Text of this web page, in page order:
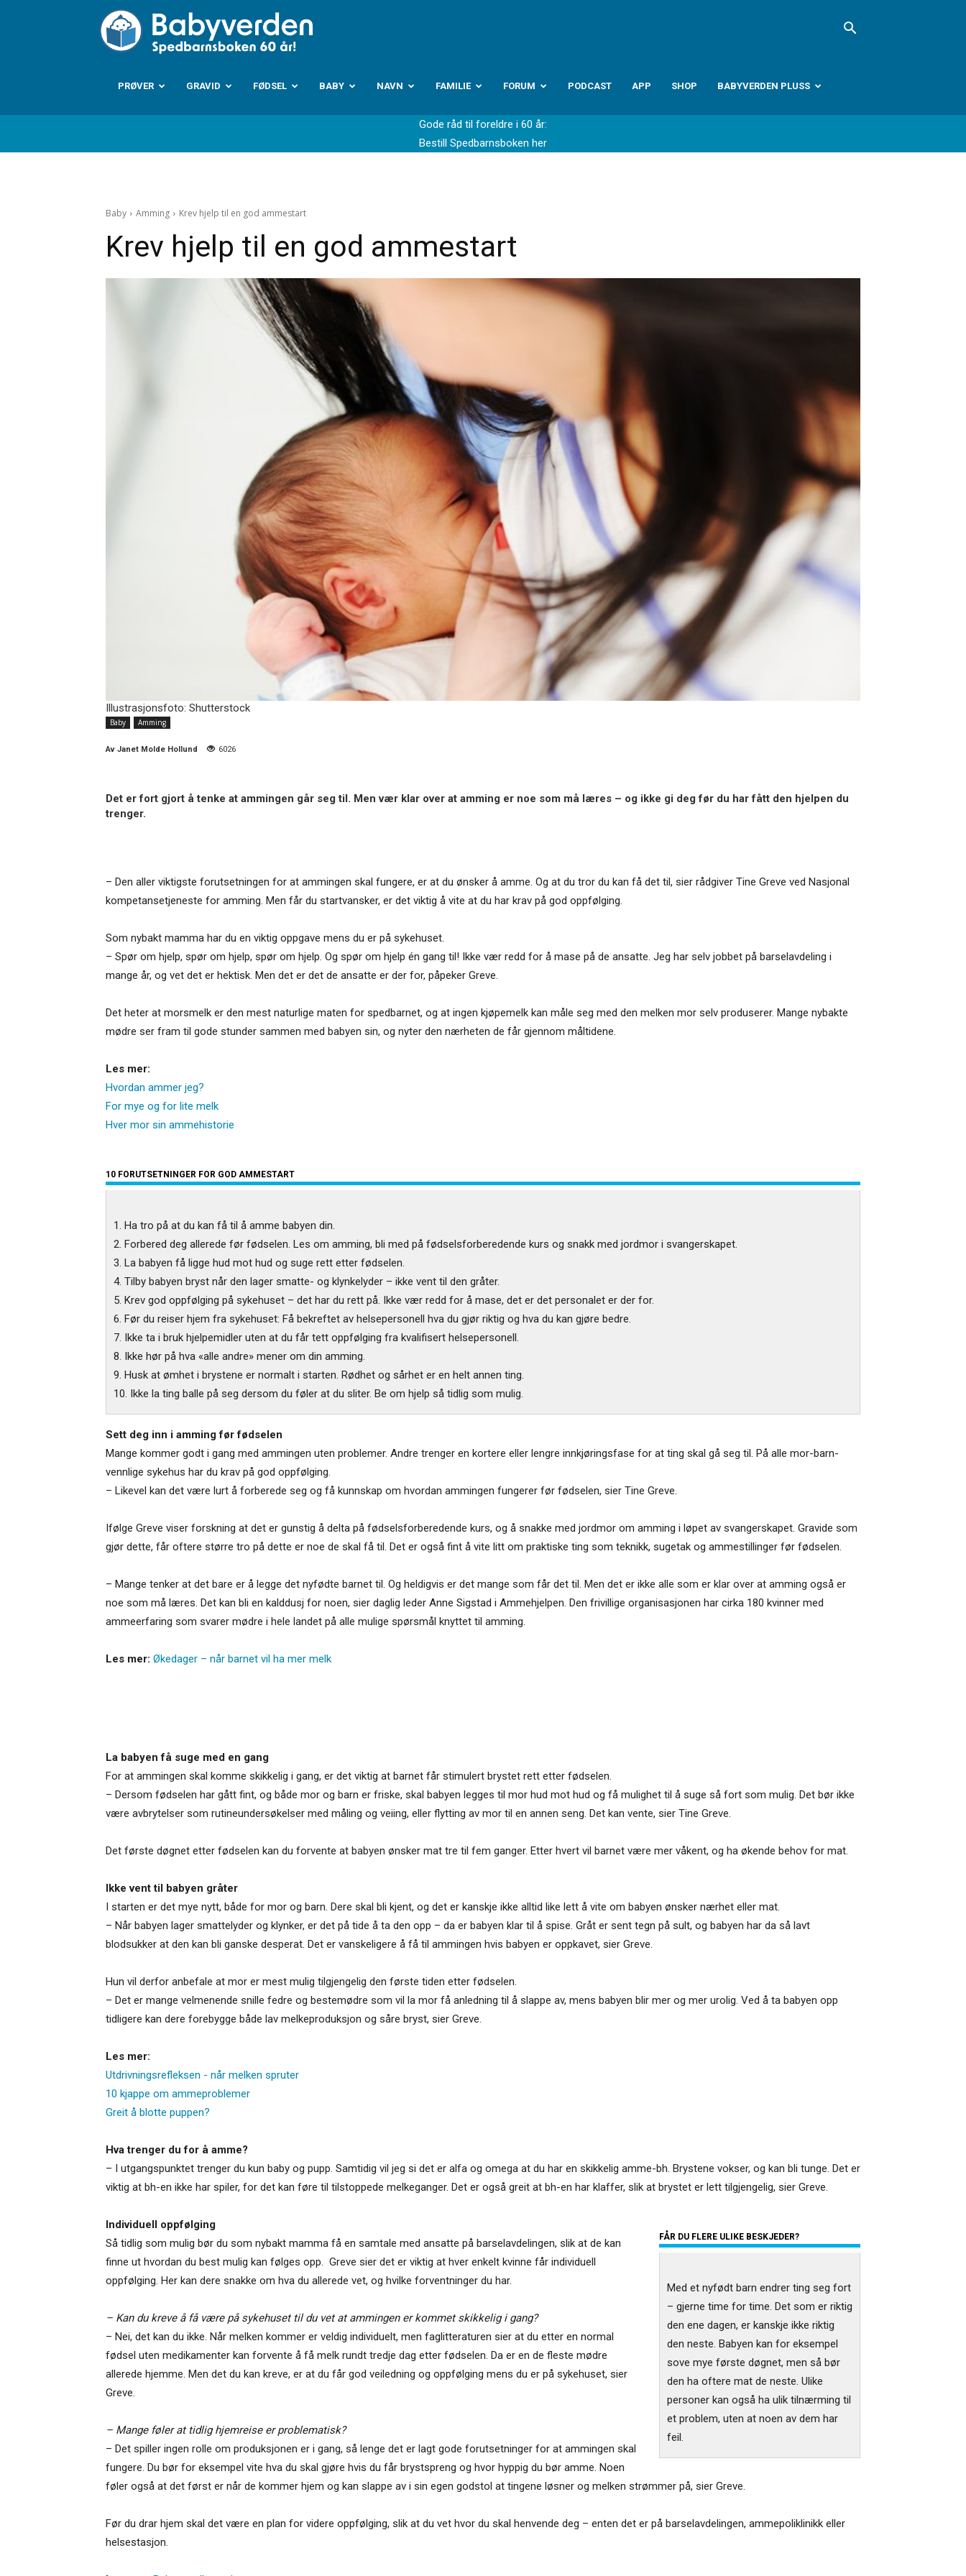
Babyverden.no
PRØVER GRAVID FØDSEL BABY NAVN FAMILIE FORUM PODCAST APP SHOP BABYVERDEN PLUSS
Gode råd til foreldre i 60 år:
Bestill Spedbarnsboken her
Baby Amming Krev hjelp til en god ammestart
Krev hjelp til en god ammestart
Illustrasjonsfoto: Shutterstock
Baby Amming
Av Janet Molde Hollund 6026
Det er fort gjort å tenke at ammingen går seg til. Men vær klar over at amming er noe som må læres – og ikke gi deg før du har fått den hjelpen du
trenger.
– Den aller viktigste forutsetningen for at ammingen skal fungere, er at du ønsker å amme. Og at du tror du kan få det til, sier rådgiver Tine Greve ved Nasjonal
kompetansetjeneste for amming. Men får du startvansker, er det viktig å vite at du har krav på god oppfølging.
Som nybakt mamma har du en viktig oppgave mens du er på sykehuset.
– Spør om hjelp, spør om hjelp, spør om hjelp. Og spør om hjelp én gang til! Ikke vær redd for å mase på de ansatte. Jeg har selv jobbet på barselavdeling i
mange år, og vet det er hektisk. Men det er det de ansatte er der for, påpeker Greve.
Det heter at morsmelk er den mest naturlige maten for spedbarnet, og at ingen kjøpemelk kan måle seg med den melken mor selv produserer. Mange nybakte
mødre ser fram til gode stunder sammen med babyen sin, og nyter den nærheten de får gjennom måltidene.
Les mer:
Hvordan ammer jeg?
For mye og for lite melk
Hver mor sin ammehistorie
10 FORUTSETNINGER FOR GOD AMMESTART
1. Ha tro på at du kan få til å amme babyen din.
2. Forbered deg allerede før fødselen. Les om amming, bli med på fødselsforberedende kurs og snakk med jordmor i svangerskapet.
3. La babyen få ligge hud mot hud og suge rett etter fødselen.
4. Tilby babyen bryst når den lager smatte- og klynkelyder – ikke vent til den gråter.
5. Krev god oppfølging på sykehuset – det har du rett på. Ikke vær redd for å mase, det er det personalet er der for.
6. Før du reiser hjem fra sykehuset: Få bekreftet av helsepersonell hva du gjør riktig og hva du kan gjøre bedre.
7. Ikke ta i bruk hjelpemidler uten at du får tett oppfølging fra kvalifisert helsepersonell.
8. Ikke hør på hva «alle andre» mener om din amming.
9. Husk at ømhet i brystene er normalt i starten. Rødhet og sårhet er en helt annen ting.
10. Ikke la ting balle på seg dersom du føler at du sliter. Be om hjelp så tidlig som mulig.
Sett deg inn i amming før fødselen
Mange kommer godt i gang med ammingen uten problemer. Andre trenger en kortere eller lengre innkjøringsfase for at ting skal gå seg til. På alle mor-barn-
vennlige sykehus har du krav på god oppfølging.
– Likevel kan det være lurt å forberede seg og få kunnskap om hvordan ammingen fungerer før fødselen, sier Tine Greve.
Ifølge Greve viser forskning at det er gunstig å delta på fødselsforberedende kurs, og å snakke med jordmor om amming i løpet av svangerskapet. Gravide som
gjør dette, får oftere større tro på dette er noe de skal få til. Det er også fint å vite litt om praktiske ting som teknikk, sugetak og ammestillinger før fødselen.
– Mange tenker at det bare er å legge det nyfødte barnet til. Og heldigvis er det mange som får det til. Men det er ikke alle som er klar over at amming også er
noe som må læres. Det kan bli en kalddusj for noen, sier daglig leder Anne Sigstad i Ammehjelpen. Den frivillige organisasjonen har cirka 180 kvinner med
ammeerfaring som svarer mødre i hele landet på alle mulige spørsmål knyttet til amming.
Les mer: Økedager – når barnet vil ha mer melk
La babyen få suge med en gang
For at ammingen skal komme skikkelig i gang, er det viktig at barnet får stimulert brystet rett etter fødselen.
– Dersom fødselen har gått fint, og både mor og barn er friske, skal babyen legges til mor hud mot hud og få mulighet til å suge så fort som mulig. Det bør ikke
være avbrytelser som rutineundersøkelser med måling og veiing, eller flytting av mor til en annen seng. Det kan vente, sier Tine Greve.
Det første døgnet etter fødselen kan du forvente at babyen ønsker mat tre til fem ganger. Etter hvert vil barnet være mer våkent, og ha økende behov for mat.
Ikke vent til babyen gråter
I starten er det mye nytt, både for mor og barn. Dere skal bli kjent, og det er kanskje ikke alltid like lett å vite om babyen ønsker nærhet eller mat.
– Når babyen lager smattelyder og klynker, er det på tide å ta den opp – da er babyen klar til å spise. Gråt er sent tegn på sult, og babyen har da så lavt
blodsukker at den kan bli ganske desperat. Det er vanskeligere å få til ammingen hvis babyen er oppkavet, sier Greve.
Hun vil derfor anbefale at mor er mest mulig tilgjengelig den første tiden etter fødselen.
– Det er mange velmenende snille fedre og bestemødre som vil la mor få anledning til å slappe av, mens babyen blir mer og mer urolig. Ved å ta babyen opp
tidligere kan dere forebygge både lav melkeproduksjon og såre bryst, sier Greve.
Les mer:
Utdrivningsrefleksen - når melken spruter
10 kjappe om ammeproblemer
Greit å blotte puppen?
Hva trenger du for å amme?
– I utgangspunktet trenger du kun baby og pupp. Samtidig vil jeg si det er alfa og omega at du har en skikkelig amme-bh. Brystene vokser, og kan bli tunge. Det er
viktig at bh-en ikke har spiler, for det kan føre til tilstoppede melkeganger. Det er også greit at bh-en har klaffer, slik at brystet er lett tilgjengelig, sier Greve.
FÅR DU FLERE ULIKE BESKJEDER?
Med et nyfødt barn endrer ting seg fort
– gjerne time for time. Det som er riktig
den ene dagen, er kanskje ikke riktig
den neste. Babyen kan for eksempel
sove mye første døgnet, men så bør
den ha oftere mat de neste. Ulike
personer kan også ha ulik tilnærming til
et problem, uten at noen av dem har
feil.
Individuell oppfølging
Så tidlig som mulig bør du som nybakt mamma få en samtale med ansatte på barselavdelingen, slik at de kan
finne ut hvordan du best mulig kan følges opp. Greve sier det er viktig at hver enkelt kvinne får individuell
oppfølging. Her kan dere snakke om hva du allerede vet, og hvilke forventninger du har.
– Kan du kreve å få være på sykehuset til du vet at ammingen er kommet skikkelig i gang?
– Nei, det kan du ikke. Når melken kommer er veldig individuelt, men faglitteraturen sier at du etter en normal
fødsel uten medikamenter kan forvente å få melk rundt tredje dag etter fødselen. Da er en de fleste mødre
allerede hjemme. Men det du kan kreve, er at du får god veiledning og oppfølging mens du er på sykehuset, sier
Greve.
– Mange føler at tidlig hjemreise er problematisk?
– Det spiller ingen rolle om produksjonen er i gang, så lenge det er lagt gode forutsetninger for at ammingen skal
fungere. Du bør for eksempel vite hva du skal gjøre hvis du får brystspreng og hvor hyppig du bør amme. Noen
føler også at det først er når de kommer hjem og kan slappe av i sin egen godstol at tingene løsner og melken strømmer på, sier Greve.
Før du drar hjem skal det være en plan for videre oppfølging, slik at du vet hvor du skal henvende deg – enten det er på barselavdelingen, ammepoliklinikk eller
helsestasjon.